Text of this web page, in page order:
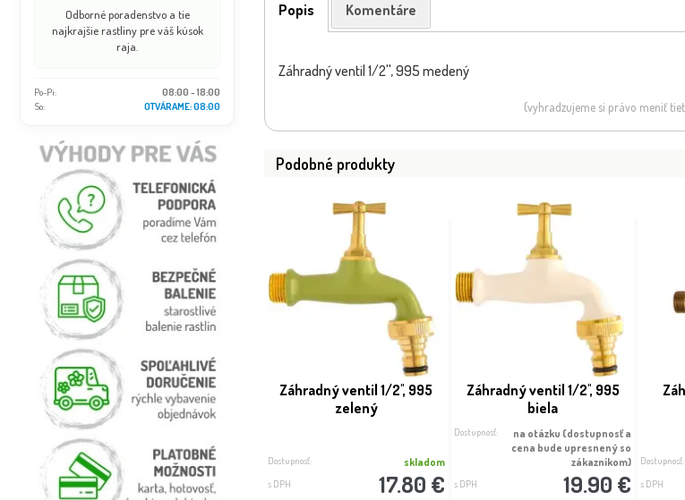
Odborné poradenstvo a tie
najkrajšie rastliny pre váš kúsok
raja.
Po-Pi:
08:00 - 18:00
So:
OTVÁRAME: 08:00
Popis Komentáre
Záhradný ventil 1/2'', 995 medený
(vyhradzujeme si právo meniť
Podobné produkty
Záhradný ventil 1/2'', 995
zelený
Dostupnosť: skladom
s DPH 17.80 €
Záhradný ventil 1/2'', 995
biela
Dostupnosť:
na otázku (dostupnosť a
cena bude upresnený so
zákazníkom)
s DPH 19.90 €
Dostupnosť:
s DPH